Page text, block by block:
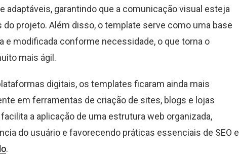
adaptáveis, garantindo que a comunicação visual esteja
do projeto. Além disso, o template serve como uma base
e modificada conforme necessidade, o que torna o
mais ágil.
digitais, os templates ficaram ainda mais
em ferramentas de criação de sites, blogs e lojas
a aplicação de uma estrutura web organizada,
do usuário e favorecendo práticas essenciais de SEO e
.